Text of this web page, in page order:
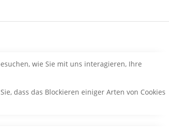
wie Sie mit uns interagieren, Ihre
dass das Blockieren einiger Arten von Cookies